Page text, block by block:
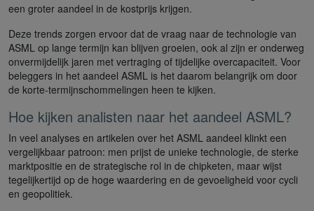
een groter aandeel in de kostprijs krijgen.
Deze trends zorgen ervoor dat de vraag naar de technologie van
ASML op lange termijn kan blijven groeien, ook al zijn er onderweg
onvermijdelijk jaren met vertraging of tijdelijke overcapaciteit. Voor
beleggers in het aandeel ASML is het daarom belangrijk om door
de korte-termijnschommelingen heen te kijken.
Hoe kijken analisten naar het aandeel ASML?
In veel analyses en artikelen over het ASML aandeel klinkt een
vergelijkbaar patroon: men prijst de unieke technologie, de sterke
marktpositie en de strategische rol in de chipketen, maar wijst
tegelijkertijd op de hoge waardering en de gevoeligheid voor cycli
en geopolitiek.